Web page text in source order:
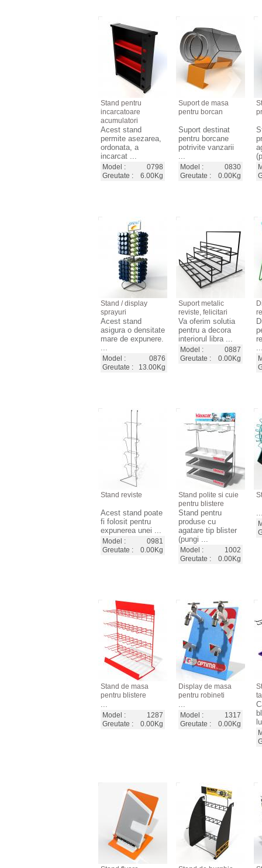
Stand pentru
incarcatoare
acumulatori
Acest stand
permite asezarea,
ordonata, a
incarcat ...
Model :
0798
Greutate :
6.00Kg
Suport de masa
pentru borcan
Suport destinat
pentru borcane
potrivite vanzarii
...
Model :
0830
Greutate :
0.00Kg
Stand / display
sprayuri
Acest stand
asigura o densitate
mare de expunere.
...
Model :
0876
Greutate :
13.00Kg
Suport metalic
reviste, felicitari
Va oferim solutia
pentru a decora
interiorul libra ...
Model :
0887
Greutate :
0.00Kg
Stand reviste
Acest stand poate
fi folosit pentru
expunerea unei ...
Model :
0981
Greutate :
0.00Kg
Stand polite si cuie
pentru blistere
Stand pentru
produse cu
agatare tip blister
(pungi ...
Model :
1002
Greutate :
0.00Kg
Stand de masa
pentru blistere
...
Model :
1287
Greutate :
0.00Kg
Display de masa
pentru robineti
...
Model :
1317
Greutate :
0.00Kg